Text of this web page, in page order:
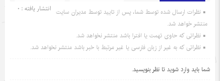
انتشار یافته : 0 نظرات ارسال شده توسط شما، پس از تایید توسط مدیران سایت
منتشر خواهد شد.
نظراتی که حاوی تهمت یا افترا باشد منتشر نخواهد شد.
نظراتی که به غیر از زبان فارسی یا غیر مرتبط با خبر باشد منتشر نخواهد شد.
شما باید وارد شوید تا نظر بنویسید.